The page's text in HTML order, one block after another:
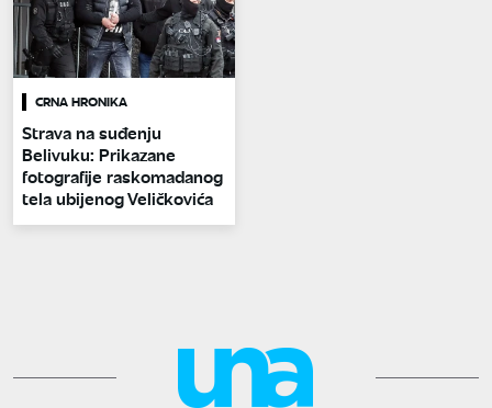
CRNA HRONIKA
Strava na suđenju
Belivuku: Prikazane
fotografije raskomadanog
tela ubijenog Veličkovića